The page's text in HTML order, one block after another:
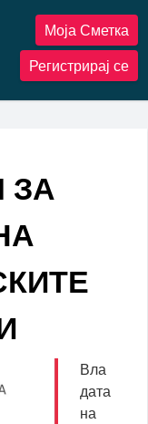
Моја Сметка
Регистрирај се
ЗА
Вла
дата
на